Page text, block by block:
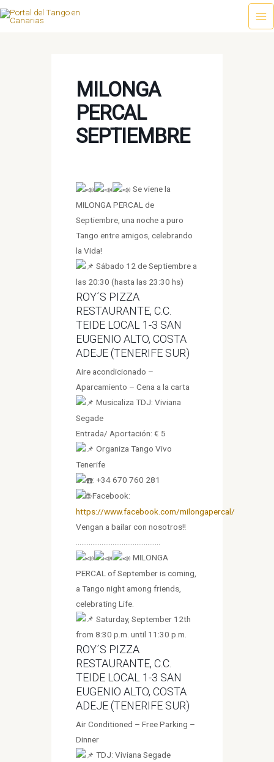
Ir
MILONGA
PERCAL
SEPTIEMBRE
Se viene la
MILONGA PERCAL de
Septiembre, una noche a puro
Tango entre amigos, celebrando
la Vida!
Sábado 12 de Septiembre a
las 20:30 (hasta las 23:30 hs)
ROY´S PIZZA
RESTAURANTE, C.C.
TEIDE LOCAL 1-3 SAN
EUGENIO ALTO, COSTA
ADEJE (TENERIFE SUR)
Aire acondicionado –
Aparcamiento – Cena a la carta
Musicaliza TDJ: Viviana
Segade
Entrada/ Aportación: € 5
Organiza Tango Vivo
Tenerife
: +34 670 760 281
Facebook:
https://www.facebook.com/milongapercal/
Vengan a bailar con nosotros!!
MILONGA
PERCAL of September is coming,
a Tango night among friends,
celebrating Life.
Saturday, September 12th
from 8:30 p.m. until 11:30 p.m.
ROY´S PIZZA
RESTAURANTE, C.C.
TEIDE LOCAL 1-3 SAN
EUGENIO ALTO, COSTA
ADEJE (TENERIFE SUR)
Air Conditioned – Free Parking –
Dinner
TDJ: Viviana Segade